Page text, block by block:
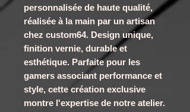
personnalisée de haute qualité,
réalisée à la main par un artisan
chez custom64. Design unique,
finition vernie, durable et
esthétique. Parfaite pour les
gamers associant performance et
style, cette création exclusive
montre l'expertise de notre atelier.